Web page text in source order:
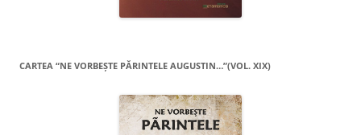
CARTEA “NE VORBEŞTE PĂRINTELE AUGUSTIN…”(VOL. XIX)